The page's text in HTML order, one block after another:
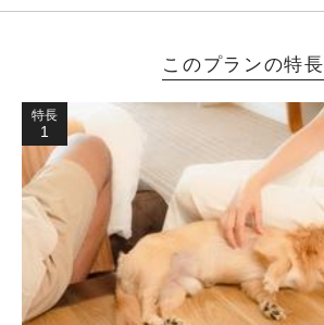
このプランの特長
特長
1